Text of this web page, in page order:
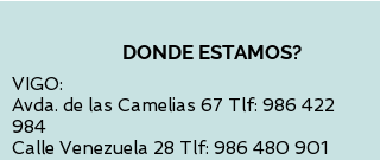
DONDE ESTAMOS?
VIGO:
Avda. de las Camelias 67 Tlf: 986 422
984
Calle Venezuela 28 Tlf: 986 480 901